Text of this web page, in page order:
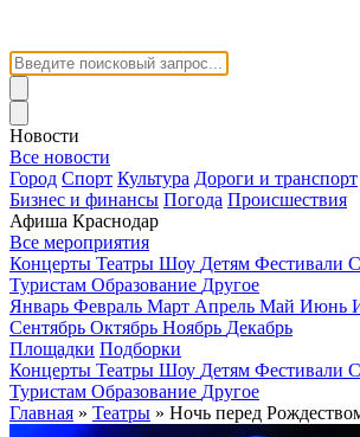
Новости
Все новости
Город Спорт Культура Дороги и транспорт
Бизнес и финансы Погода Происшествия
Афиша Краснодар
Все мероприятия
Концерты Театры Шоу Детям Фестивали
Туристам Образование Другое
Январь Февраль Март Апрель Май Июнь
Сентябрь Октябрь Ноябрь Декабрь
Площадки Подборки
Концерты Театры Шоу Детям Фестивали
Туристам Образование Другое
Главная » Театры » Ночь перед